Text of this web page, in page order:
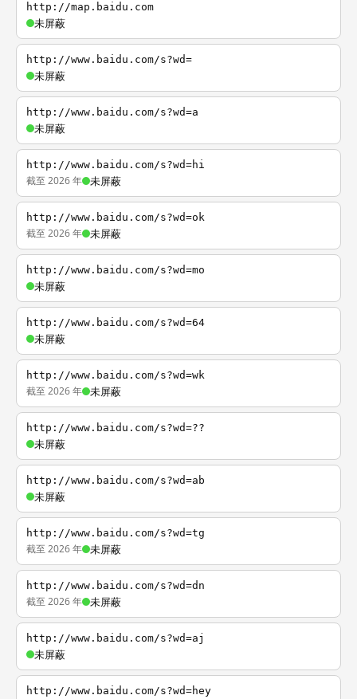
http://map.baidu.com
未屏蔽
http://www.baidu.com/s?wd=
未屏蔽
http://www.baidu.com/s?wd=a
未屏蔽
http://www.baidu.com/s?wd=hi
截至 2026 年 未屏蔽
http://www.baidu.com/s?wd=ok
截至 2026 年 未屏蔽
http://www.baidu.com/s?wd=mo
未屏蔽
http://www.baidu.com/s?wd=64
未屏蔽
http://www.baidu.com/s?wd=wk
截至 2026 年 未屏蔽
http://www.baidu.com/s?wd=??
未屏蔽
http://www.baidu.com/s?wd=ab
未屏蔽
http://www.baidu.com/s?wd=tg
截至 2026 年 未屏蔽
http://www.baidu.com/s?wd=dn
截至 2026 年 未屏蔽
http://www.baidu.com/s?wd=aj
未屏蔽
http://www.baidu.com/s?wd=hey